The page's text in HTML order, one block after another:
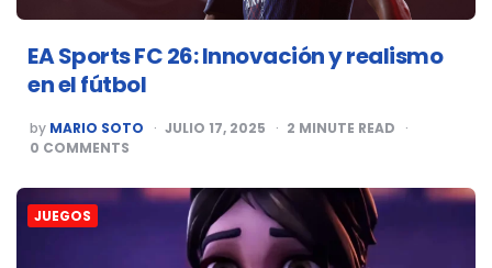
EA Sports FC 26: Innovación y realismo
en el fútbol
POSTED
BY
by MARIO SOTO JULIO 17, 2025 2 MINUTE READ
0 COMMENTS
JUEGOS